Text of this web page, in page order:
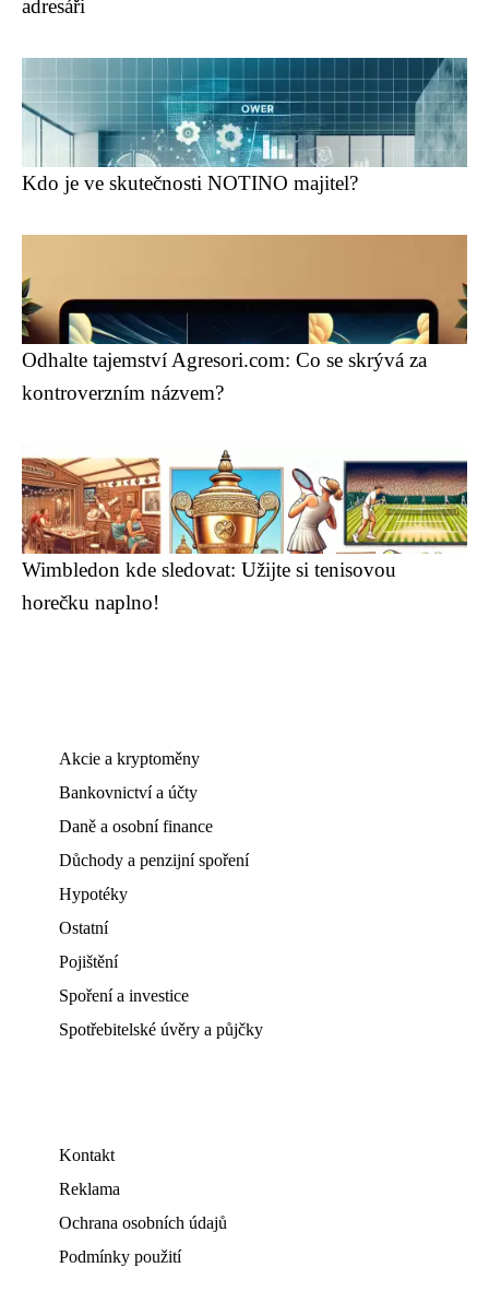
adresáři
Kdo je ve skutečnosti NOTINO majitel?
Odhalte tajemství Agresori.com: Co se skrývá za
kontroverzním názvem?
Wimbledon kde sledovat: Užijte si tenisovou
horečku naplno!
Akcie a kryptoměny
Bankovnictví a účty
Daně a osobní finance
Důchody a penzijní spoření
Hypotéky
Ostatní
Pojištění
Spoření a investice
Spotřebitelské úvěry a půjčky
Kontakt
Reklama
Ochrana osobních údajů
Podmínky použití